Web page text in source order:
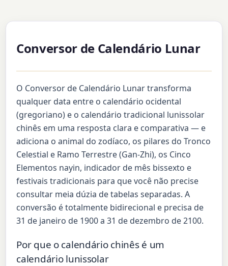
Conversor de Calendário Lunar
O Conversor de Calendário Lunar transforma
qualquer data entre o calendário ocidental
(gregoriano) e o calendário tradicional lunissolar
chinês em uma resposta clara e comparativa — e
adiciona o animal do zodíaco, os pilares do Tronco
Celestial e Ramo Terrestre (Gan-Zhi), os Cinco
Elementos nayin, indicador de mês bissexto e
festivais tradicionais para que você não precise
consultar meia dúzia de tabelas separadas. A
conversão é totalmente bidirecional e precisa de
31 de janeiro de 1900 a 31 de dezembro de 2100.
Por que o calendário chinês é um
calendário lunissolar